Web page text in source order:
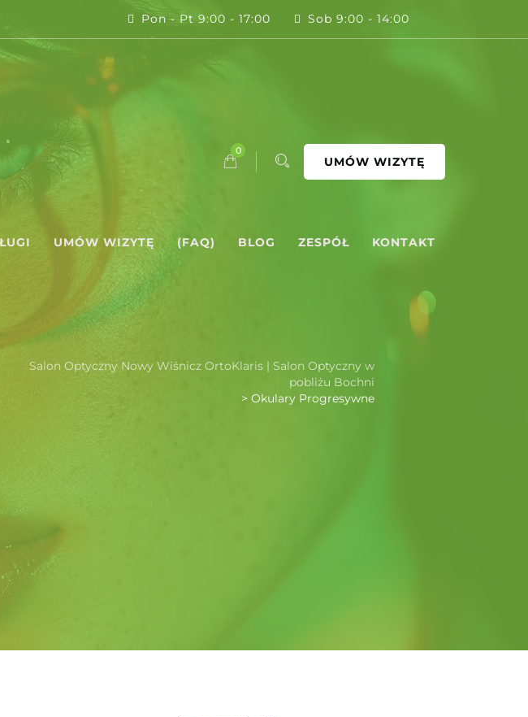
Pon - Pt 9:00 - 17:00 Sob 9:00 - 14:00
UMÓW WIZYTĘ
0
UMÓW WIZYTĘ (FAQ) BLOG ZESPÓŁ KONTAKT
Salon Optyczny Nowy Wiśnicz OrtoKlaris | Salon Optyczny w
pobliżu Bochni
> Okulary Progresywne